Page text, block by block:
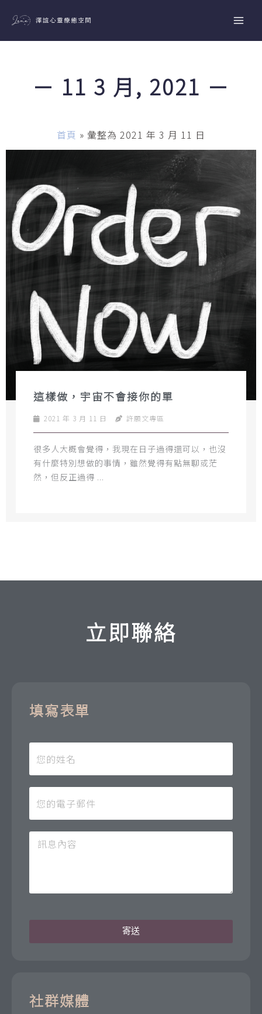
主
－ 11 3 月, 2021 －
首頁 » 彙整為 2021 年 3 月 11 日
這樣做，宇宙不會接你的單
2021 年 3 月 11 日 許願文專區
很多人大概會覺得，我現在日子過得還可以，也沒
有什麼特別想做的事情，雖然覺得有點無聊或茫
然，但反正過得 ...
立即聯絡
填寫表單
寄送
社群媒體